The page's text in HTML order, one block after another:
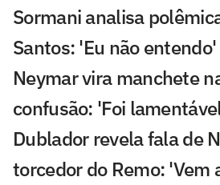
Sormani analisa
Santos: 'Eu não entendo'
Neymar vira manchete
confusão: 'Foi
Dublador revela fala de
torcedor do Remo: 'Vem